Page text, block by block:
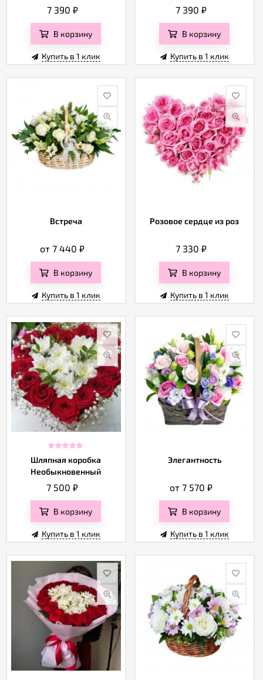
7 390 ₽
В корзину
Купить в 1 клик
7 390 ₽
В корзину
Купить в 1 клик
Встреча
от 7 440₽
В корзину
Купить в 1 клик
Розовое сердце из роз
7 330 ₽
В корзину
Купить в 1 клик
Шляпная коробка
Необыкновенный
подарок
7 500₽
В корзину
Купить в 1 клик
Элегантность
от 7 570 ₽
В корзину
Купить в 1 клик